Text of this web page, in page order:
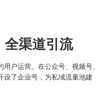
全渠道引流
户运营。在公众号、视频号、
了企业号，为私域流量池建